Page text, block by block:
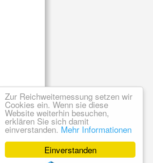
Einverstanden
Zur Reichweitemessung setzen wir
Cookies ein. Wenn sie diese
Website weiterhin besuchen,
erklären Sie sich damit
einverstanden. Mehr Informationen